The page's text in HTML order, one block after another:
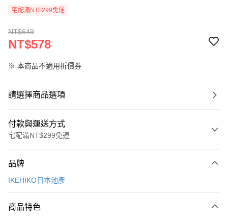
宅配滿NT$299免運
NT$649
NT$578
※ 本商品不適用折價券
請選擇商品選項
付款與運送方式
宅配滿NT$299免運
信用卡一次付款
Apple Pay
品牌
IKEHIKO日本池彥
商品特色